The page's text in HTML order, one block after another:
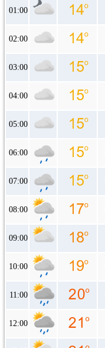
01:00
02:00
03:00
04:00
05:00
06:00
07:00
08:00
09:00
10:00
11:00
12:00